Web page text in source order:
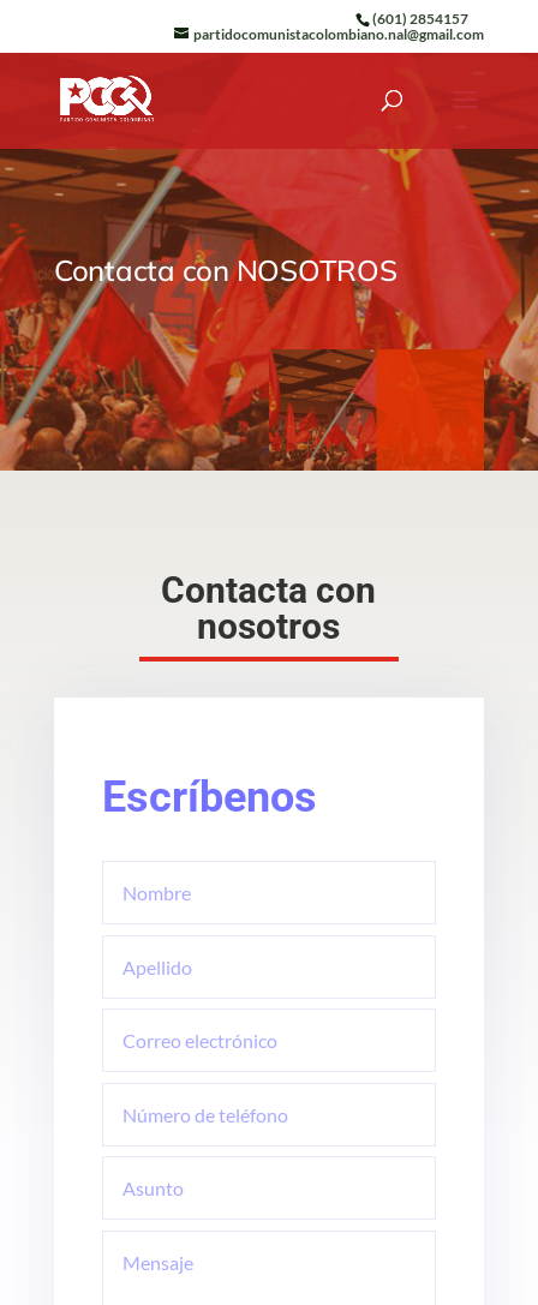
(601) 2854157
partidocomunistacolombiano.nal@gmail.com
Contacta con NOSOTROS
Contacta con
nosotros
Escríbenos